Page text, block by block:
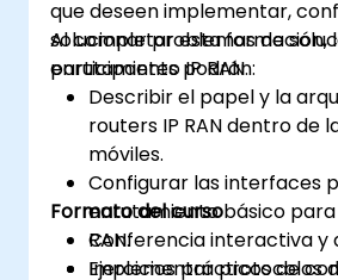
que deseen implementar,
solucionar problemas de
enrutamiento IP RAN.
Al completar esta formación,
participantes podrán:
Describir el papel y la
routers IP RAN dentro de
móviles.
Configurar las interfaces
enrutamiento básico
RAN.
Implementar protocolos
Formato del curso
Conferencia interactiva y
Ejercicios prácticos de